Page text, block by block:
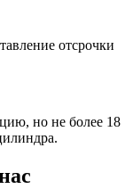
отсрочки
но не более 18